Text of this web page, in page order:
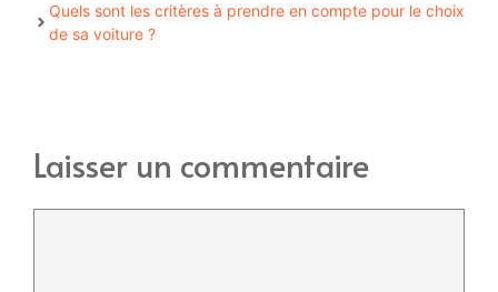
Quels sont les critères à prendre en compte pour le choix
de sa voiture ?
Laisser un commentaire